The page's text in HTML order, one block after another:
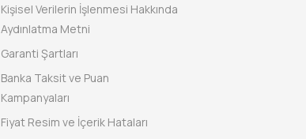
Kişisel Verilerin İşlenmesi Hakkında
Aydınlatma Metni
Garanti Şartları
Banka Taksit ve Puan
Kampanyaları
Fiyat Resim ve İçerik Hataları